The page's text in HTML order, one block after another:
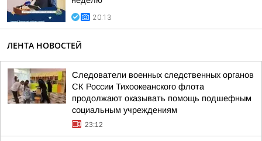
20:13
ЛЕНТА НОВОСТЕЙ
Следователи военных следственных органов
СК России Тихоокеанского флота
продолжают оказывать помощь подшефным
социальным учреждениям
23:12